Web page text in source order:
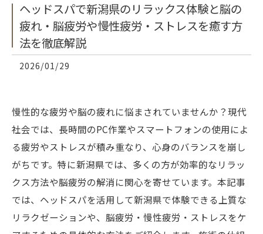
ヘッドスパで新潟県のリラックス体験と脳の
疲れ・脳疲労や慢性疲労・ストレスを癒す方
法を徹底解説
2026/01/29
慢性的な疲労や脳の疲れに悩まされていませんか？現代
社会では、長時間のPC作業やスマートフォンの使用によ
る疲労やストレスが積み重なり、心身のバランスを崩し
がちです。特に新潟県では、多くの方が効率的なリラッ
クス方法や脳疲労の解消に関心を寄せています。本記事
では、ヘッドスパを活用して新潟県で体験できる上質な
リラクゼーションや、脳疲労・慢性疲労・ストレスをケ